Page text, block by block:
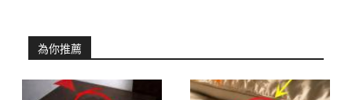
大師解析：「妳一冷靜，視野就開」。
屬羊的朋友近期買彩票不要猶豫，相信
為你推薦